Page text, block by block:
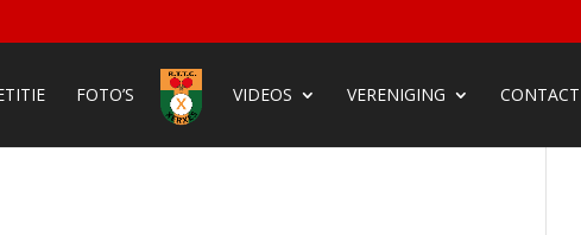
FOTO’S VIDEOS VERENIGING CONTACT